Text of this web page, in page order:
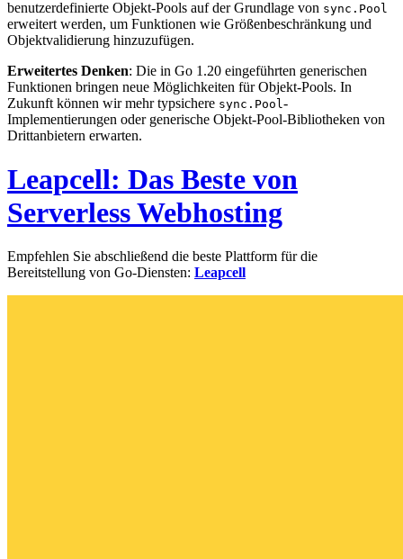
benutzerdefinierte Objekt-Pools auf der Grundlage von sync.Pool
erweitert werden, um Funktionen wie Größenbeschränkung und
Objektvalidierung hinzuzufügen.
Erweitertes Denken: Die in Go 1.20 eingeführten generischen
Funktionen bringen neue Möglichkeiten für Objekt-Pools. In
Zukunft können wir mehr typsichere sync.Pool -
Implementierungen oder generische Objekt-Pool-Bibliotheken von
Drittanbietern erwarten.
Leapcell: Das Beste von
Serverless Webhosting
Empfehlen Sie abschließend die beste Plattform für die
Bereitstellung von Go-Diensten: Leapcell